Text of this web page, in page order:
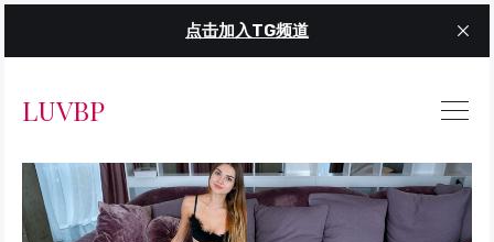
点击加入TG频道
LUVBP